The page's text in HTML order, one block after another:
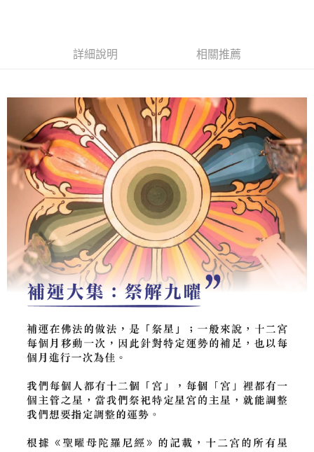
１．簡單：不需註冊會員、不需綁卡、不需儲值。
２．便利：只要手機號碼，簡訊認證，即可結帳。
【「AFTEE先享後付」結帳流程】
１．於結帳方式選擇「AFTEE先享後付」後，將跳轉至「AFTEE先享後付」
結帳頁面，進行簡訊認證並確認金額後，即可完成結帳。
２．訂單成立數日內，您將收到繳費通知簡訊。
３．收到繳費通知簡訊後14天內，點擊此簡訊中的連結，可透過四大超商／
ATM／網路銀行／等多元方式進行付款，方視為交易完成。
※ 請注意：結帳手續完成當下不需立刻繳費，但若您需要取消訂單，請聯絡
購買商品的店家。未經商家同意取消之訂單仍視為有效，需透過AFTEE先享
後付繳納相關費用。
※ 交易是否成功請以「AFTEE先享後付 」之結帳頁面顯示為準，若有關於
是否繳費成功／繳費後需取消欲退款等相關疑問，請聯繫「AFTEE先享後付
客戶支援中心」 https://netprotections.freshdesk.com/support/home
【注意事項】
１．透過由恩沛科技股份有限公司提供之「AFTEE先享後付」服務完成之交
易，需依本服務之必要範圍內提供個人資料，並將交易相關給付款項請求債
權轉讓予恩沛科技股份有限公司。
https://aftee.tw/terms/#terms3
３．未成年的使用者請事先徵得法定代理人或監護人之同意方可使用
「AFTEE先享後付」，若未經同意申辦者引起之損失，本公司不負相關責
任。
時審查核予不同之上限額度；若仍有額度不足之情形，本公司將視審查結果
請求用戶進行身份認證。
５．嚴禁一人註冊多個帳號或使用他人資訊註冊。若發現惡意使用之情形，
免運費
離島-法事項目
免運費
海外：法事項目 查看運費
詳細說明 相關推薦